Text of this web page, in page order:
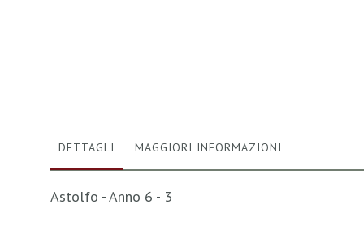
immagini
DETTAGLI
Astolfo - Anno 6 - 3
MAGGIORI INFORMAZIONI